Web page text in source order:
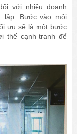
với nhiều doanh
lập. Bước vào môi
ưu sẽ là một bước
thế cạnh tranh để